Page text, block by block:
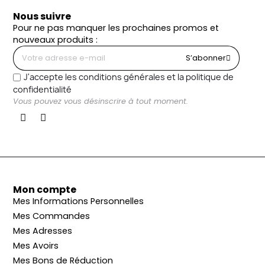
Mon compte
Mes Informations Personnelles
Mes Commandes
Mes Adresses
Mes Avoirs
Mes Bons de Réduction
Nous suivre
Pour ne pas manquer les prochaines promos et
nouveaux produits :
S’abonner
J'accepte les conditions générales et la politique de
confidentialité
Vous pouvez vous désinscrire à tout moment.